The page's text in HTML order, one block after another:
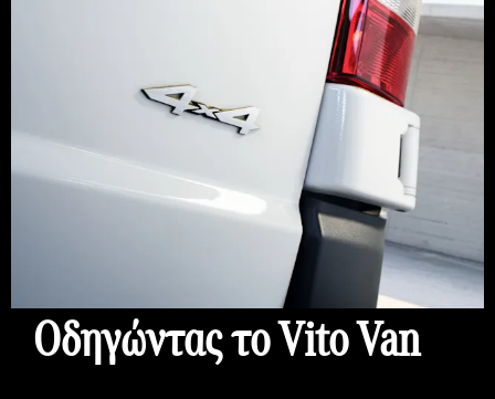
Οδηγώντας τoVitoVan